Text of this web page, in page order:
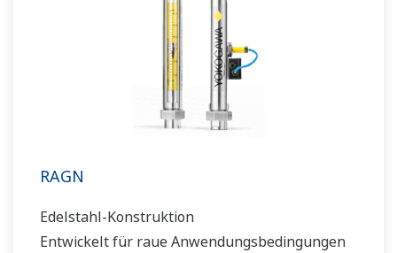
RAGN
Edelstahl-Konstruktion
Entwickelt für raue Anwendungsbedingungen